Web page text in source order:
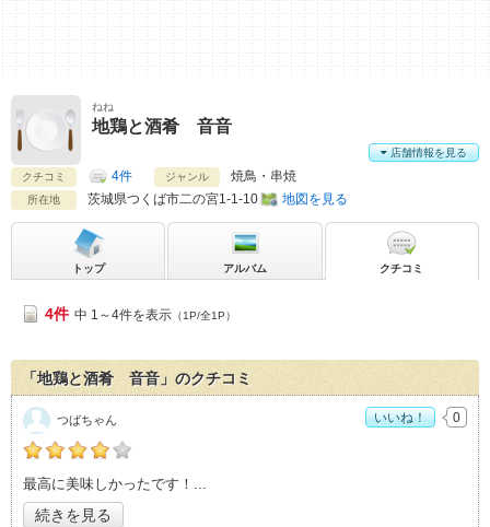
ねね
地鶏と酒肴 音音
クチコミ 4件 ジャンル 焼鳥・串焼
所在地 茨城県つくば市二の宮1-1-10 地図を見る
店舗情報を見る
トップ アルバム クチコミ
4件 中 1～4件を表示 （1P/全1P）
「地鶏と酒肴 音音」のクチコミ
つばちゃんの「地鶏と酒肴 音音>」おすすめ度：
最高に美味しかったです！
続きを見る
つばちゃん いいね！ 0